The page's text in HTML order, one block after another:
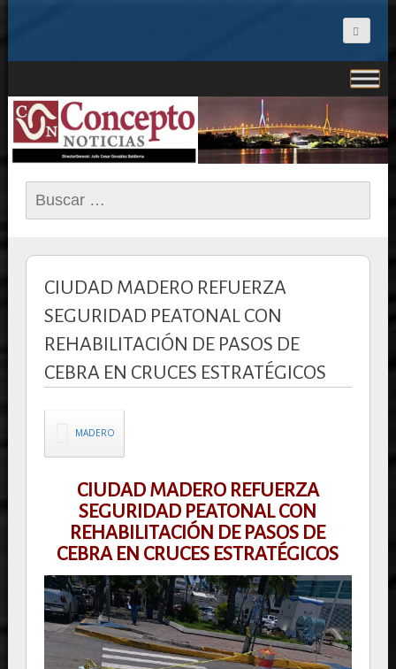
CONCEPTO NOTICIAS
Buscar:
CIUDAD MADERO REFUERZA
SEGURIDAD PEATONAL CON
REHABILITACIÓN DE PASOS DE
CEBRA EN CRUCES ESTRATÉGICOS
MADERO
CIUDAD MADERO REFUERZA
SEGURIDAD PEATONAL CON
REHABILITACIÓN DE PASOS DE
CEBRA EN CRUCES ESTRATÉGICOS